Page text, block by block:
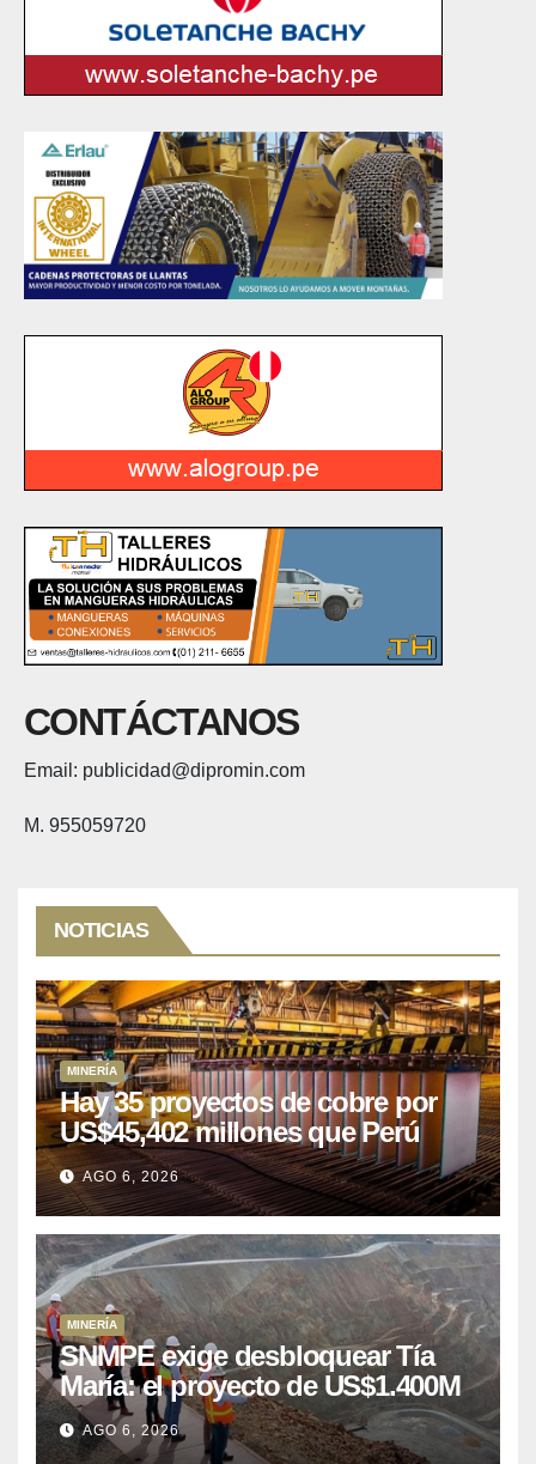
CONTÁCTANOS
Email: publicidad@dipromin.com
M. 955059720
NOTICIAS
MINERÍA
Hay 35 proyectos de cobre por
US$45,402 millones que Perú
puede aprovechar
AGO 6, 2026
MINERÍA
SNMPE exige desbloquear Tía
María: el proyecto de US$1.400M
que Perú lleva 15 años
posponiendo
AGO 6, 2026